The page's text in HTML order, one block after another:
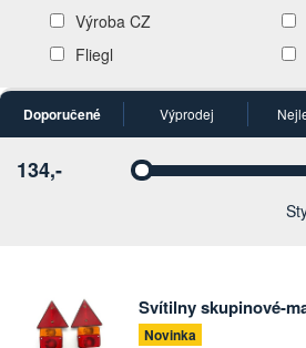
Výroba CZ
Fliegl
Doporučené Výprodej
Vyberte
134,-
Svítilny skupinové-
Novinka
Počet